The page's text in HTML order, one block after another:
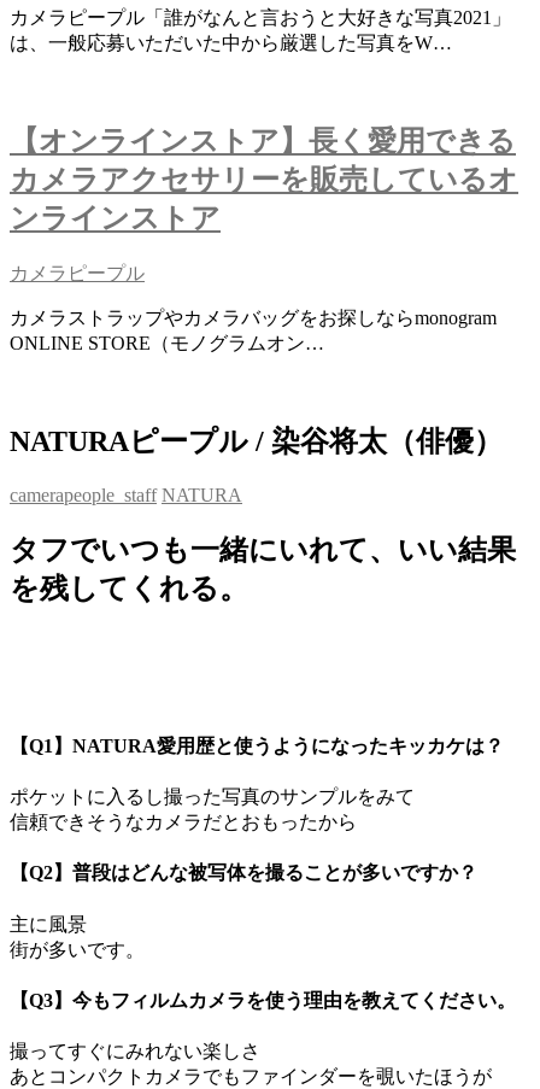
カメラピープル「誰がなんと言おうと大好きな写真2021」
は、一般応募いただいた中から厳選した写真をW…
【オンラインストア】長く愛用できる
カメラアクセサリーを販売しているオ
ンラインストア
カメラピープル
カメラストラップやカメラバッグをお探しならmonogram
ONLINE STORE（モノグラムオン…
NATURAピープル / 染谷将太（俳優）
camerapeople_staff NATURA
タフでいつも一緒にいれて、いい結果
を残してくれる。
【Q1】NATURA愛用歴と使うようになったキッカケは？
ポケットに入るし撮った写真のサンプルをみて
信頼できそうなカメラだとおもったから
【Q2】普段はどんな被写体を撮ることが多いですか？
主に風景
街が多いです。
【Q3】今もフィルムカメラを使う理由を教えてください。
撮ってすぐにみれない楽しさ
あとコンパクトカメラでもファインダーを覗いたほうが